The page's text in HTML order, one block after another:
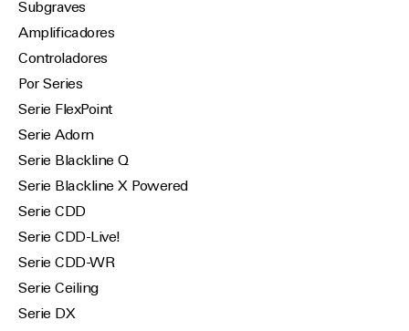
Subgraves
Amplificadores
Controladores
Por Series
Serie FlexPoint
Serie Adorn
Serie Blackline Q
Serie Blackline X Powered
Serie CDD
Serie CDD-Live!
Serie CDD-WR
Serie Ceiling
Serie DX